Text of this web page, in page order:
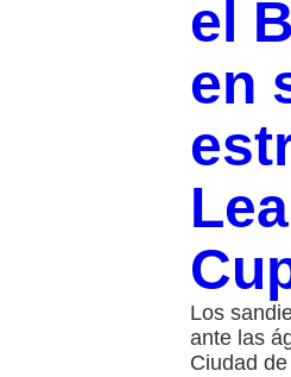
el
en
Los
ante las
Ciudad